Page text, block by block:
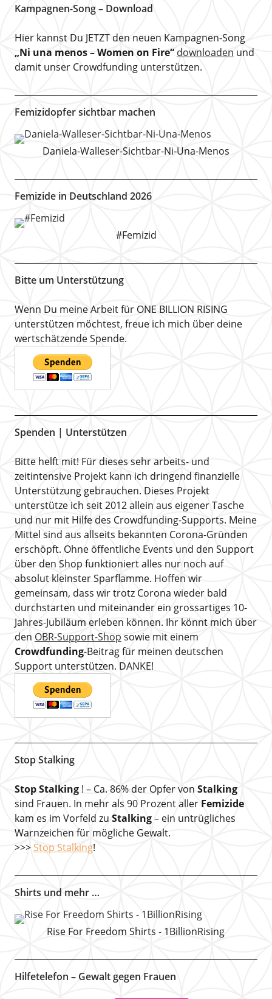
Kampagnen-Song – Download
Hier kannst Du JETZT den neuen Kampagnen-Song
„Ni una menos – Women on Fire“ downloaden und
damit unser Crowdfunding unterstützen.
Femizidopfer sichtbar machen
Daniela-Walleser-Sichtbar-Ni-Una-Menos
Femizide in Deutschland 2026
#Femizid
Bitte um Unterstützung
Wenn Du meine Arbeit für ONE BILLION RISING
unterstützen möchtest, freue ich mich über deine
wertschätzende Spende.
Spenden | Unterstützen
Bitte helft mit! Für dieses sehr arbeits- und
zeitintensive Projekt kann ich dringend finanzielle
Unterstützung gebrauchen. Dieses Projekt
unterstütze ich seit 2012 allein aus eigener Tasche
und nur mit Hilfe des Crowdfunding-Supports. Meine
Mittel sind aus allseits bekannten Corona-Gründen
erschöpft. Ohne öffentliche Events und den Support
über den Shop funktioniert alles nur noch auf
absolut kleinster Sparflamme. Hoffen wir
gemeinsam, dass wir trotz Corona wieder bald
durchstarten und miteinander ein grossartiges 10-
Jahres-Jubiläum erleben können. Ihr könnt mich über
den OBR-Support-Shop sowie mit einem
Crowdfunding-Beitrag für meinen deutschen
Support unterstützen. DANKE!
Stop Stalking
Stop Stalking! – Ca. 86% der Opfer von Stalking
sind Frauen. In mehr als 90 Prozent aller Femizide
kam es im Vorfeld zu Stalking– ein untrügliches
Warnzeichen für mögliche Gewalt.
>>> Stop Stalking!
Shirts und mehr …
Rise For Freedom Shirts - 1BillionRising
Hilfetelefon – Gewalt gegen Frauen